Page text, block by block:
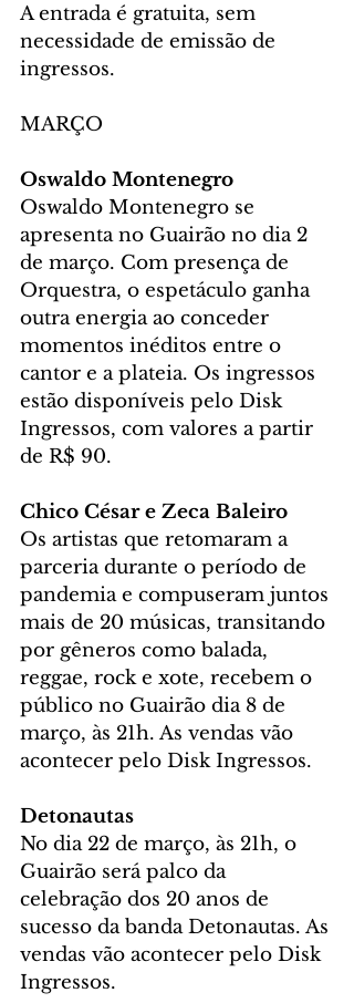
A entrada é gratuita, sem
necessidade de emissão de
ingressos.
MARÇO
Oswaldo Montenegro
Oswaldo Montenegro se
apresenta no Guairão no dia 2
de março. Com presença de
Orquestra, o espetáculo ganha
outra energia ao conceder
momentos inéditos entre o
cantor e a plateia. Os ingressos
estão disponíveis pelo Disk
Ingressos, com valores a partir
de R$ 90.
Chico César e Zeca Baleiro
Os artistas que retomaram a
parceria durante o período de
pandemia e compuseram juntos
mais de 20 músicas, transitando
por gêneros como balada,
reggae, rock e xote, recebem o
público no Guairão dia 8 de
março, às 21h. As vendas vão
acontecer pelo Disk Ingressos.
Detonautas
No dia 22 de março, às 21h, o
Guairão será palco da
celebração dos 20 anos de
sucesso da banda Detonautas. As
vendas vão acontecer pelo Disk
Ingressos.